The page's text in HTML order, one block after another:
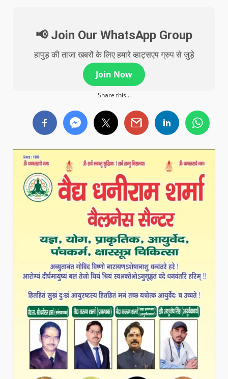
📢 Join Our WhatsApp Group
हापुड़ की ताजा खबरों के लिए हमारे व्हाट्सएप ग्रुप से जुड़े
Join Now
Share this...